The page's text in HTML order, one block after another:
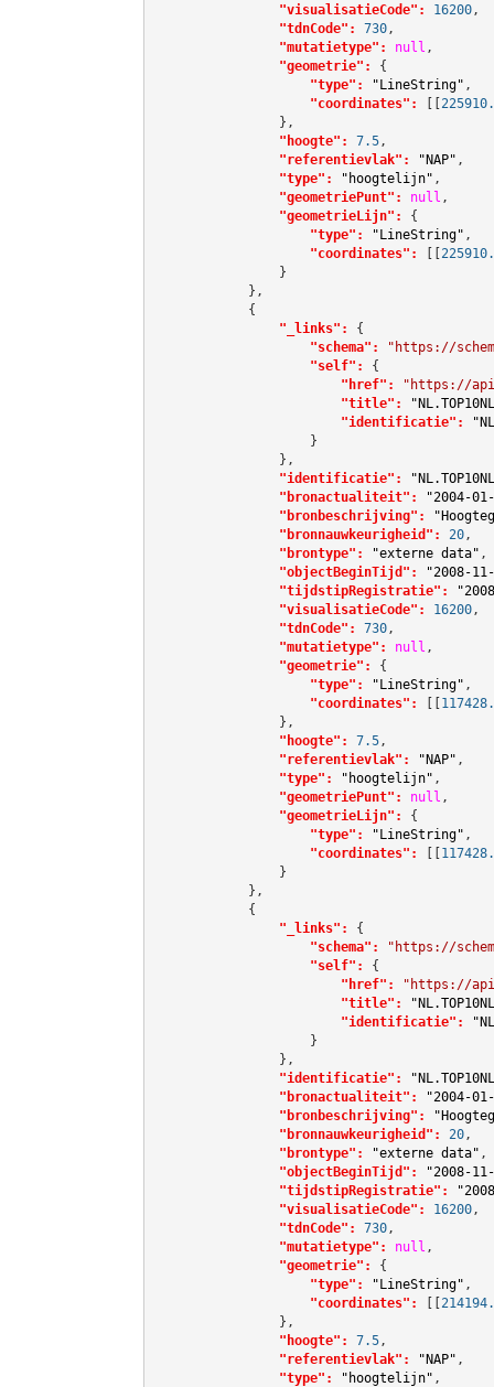
"visualisatieCode":
16200,
"tdnCode":
730,
"mutatietype":
null ,
"geometrie":
{
"type":
"LineString" ,
"coordinates":
[[
                },
"hoogte":
7.5,
"referentievlak":
"NAP" ,
"type":
"hoogtelijn" ,
"geometriePunt":
null ,
"geometrieLijn":
{
"type":
"LineString" ,
"coordinates":
[[
                }
            },
            {
"_links":
{
"schema":
"https://
"self":
{
"href":
"https://
"title":
"identificatie":
                    }
                },
"identificatie":
"bronactualiteit":
"2004-
"bronbeschrijving":
"bronnauwkeurigheid":
20,
"brontype":
"externe data" ,
"objectBeginTijd":
"2008-
"tijdstipRegistratie":
"visualisatieCode":
16200,
"tdnCode":
730,
"mutatietype":
null ,
"geometrie":
{
"type":
"LineString" ,
"coordinates":
[[
                },
"hoogte":
7.5,
"referentievlak":
"NAP" ,
"type":
"hoogtelijn" ,
"geometriePunt":
null ,
"geometrieLijn":
{
"type":
"LineString" ,
"coordinates":
[[
                }
            },
            {
"_links":
{
"schema":
"https://
"self":
{
"href":
"https://
"title":
"identificatie":
                    }
                },
"identificatie":
"bronactualiteit":
"2004-
"bronbeschrijving":
"bronnauwkeurigheid":
20,
"brontype":
"externe data" ,
"objectBeginTijd":
"2008-
"tijdstipRegistratie":
"visualisatieCode":
16200,
"tdnCode":
730,
"mutatietype":
null ,
"geometrie":
{
"type":
"LineString" ,
"coordinates":
[[
                },
"hoogte":
7.5,
"referentievlak":
"NAP" ,
"type":
"hoogtelijn" ,